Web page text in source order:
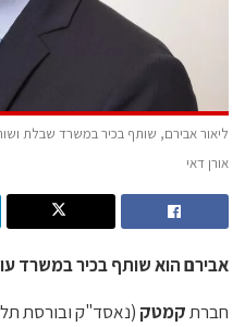
אורן דאי
אבירם הוא שותף בכיר במשרד
חברתקמטק